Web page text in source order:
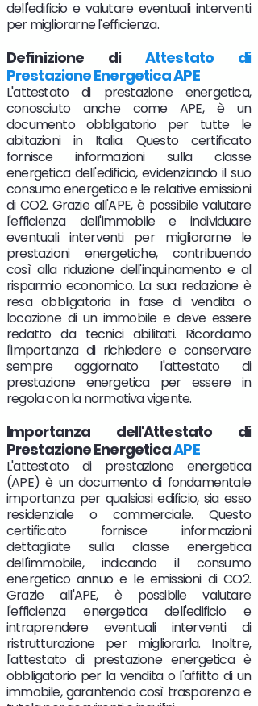
dell'edificio e valutare eventuali interventi
per migliorarne l'efficienza.
Definizione diAttestato di
Prestazione Energetica APE
L'attestato di prestazione energetica,
conosciuto anche come APE, è un
documento obbligatorio per tutte le
abitazioni in Italia. Questo certificato
fornisce informazioni sulla classe
energetica dell'edificio, evidenziando il suo
consumo energetico e le relative emissioni
di CO2. Grazie all'APE, è possibile valutare
l'efficienza dell'immobile e individuare
eventuali interventi per migliorarne le
prestazioni energetiche, contribuendo
così alla riduzione dell'inquinamento e al
risparmio economico. La sua redazione è
resa obbligatoria in fase di vendita o
locazione di un immobile e deve essere
redatto da tecnici abilitati. Ricordiamo
l'importanza di richiedere e conservare
sempre aggiornato l'attestato di
prestazione energetica per essere in
regola con la normativa vigente.
Importanza dell'Attestato di
Prestazione EnergeticaAPE
L'attestato di prestazione energetica
(APE) è un documento di fondamentale
importanza per qualsiasi edificio, sia esso
residenziale o commerciale. Questo
certificato fornisce informazioni
dettagliate sulla classe energetica
dell'immobile, indicando il consumo
energetico annuo e le emissioni di CO2.
Grazie all'APE, è possibile valutare
l'efficienza energetica dell'edificio e
intraprendere eventuali interventi di
ristrutturazione per migliorarla. Inoltre,
l'attestato di prestazione energetica è
obbligatorio per la vendita o l'affitto di un
immobile, garantendo così trasparenza e